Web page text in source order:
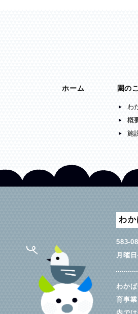
ホーム 園の
わ
概
施
わ
583-
月曜
わか
育事